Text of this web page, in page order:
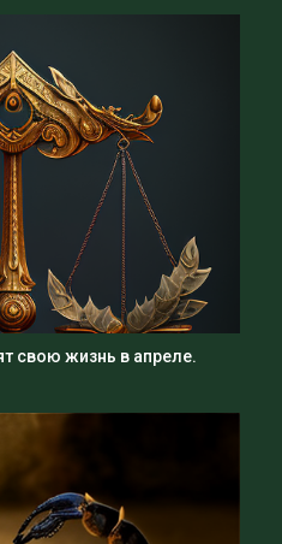
свою жизнь в апреле.